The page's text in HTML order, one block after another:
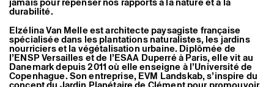
durabilité.
Elzélina Van Melle est architecte paysagiste française
spécialisée dans les plantations naturalistes, les jardins
nourriciers et la végétalisation urbaine. Diplômée de
l’ENSP Versailles et de l’ESAA Duperré à Paris, elle vit au
Danemark depuis 2011 où elle enseigne à l’Université de
Copenhague. Son entreprise, EVM Landskab, s’inspire du